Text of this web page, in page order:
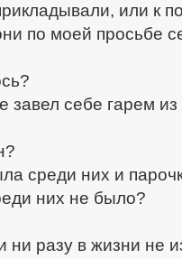
или к
по моей просьбе
завел себе гарем
среди них и
них не было?
разу в жизни не